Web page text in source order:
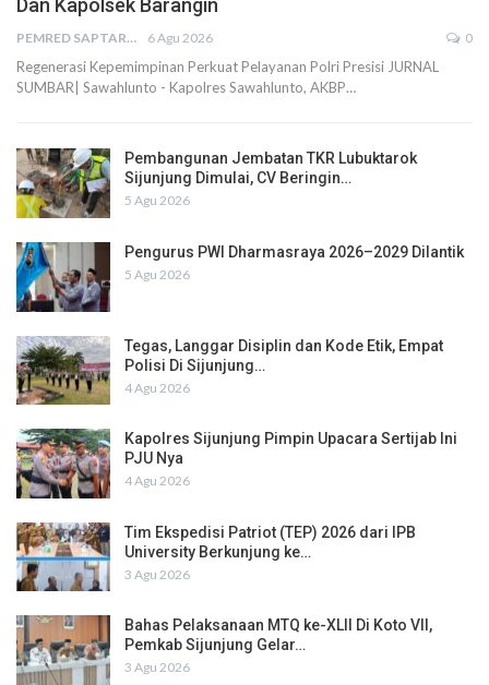
Dan Kapolsek Barangin
PEMRED SAPTARIUS 6 Agu 2026 0
Regenerasi Kepemimpinan Perkuat Pelayanan Polri Presisi JURNAL
SUMBAR| Sawahlunto - Kapolres Sawahlunto, AKBP…
Pembangunan Jembatan TKR Lubuktarok
Sijunjung Dimulai, CV Beringin…
5 Agu 2026
Pengurus PWI Dharmasraya 2026–2029 Dilantik
5 Agu 2026
Tegas, Langgar Disiplin dan Kode Etik, Empat
Polisi Di Sijunjung…
4 Agu 2026
Kapolres Sijunjung Pimpin Upacara Sertijab Ini
PJU Nya
4 Agu 2026
Tim Ekspedisi Patriot (TEP) 2026 dari IPB
University Berkunjung ke…
3 Agu 2026
Bahas Pelaksanaan MTQ ke-XLII Di Koto VII,
Pemkab Sijunjung Gelar…
3 Agu 2026